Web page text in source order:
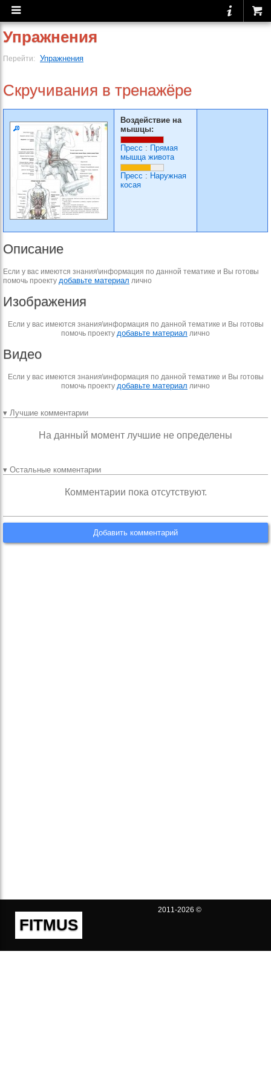
Упражнения
Перейти: Упражнения
Скручивания в тренажёре
Воздействие на
мышцы:
Пресс : Прямая
мышца живота
Пресс : Наружная
косая
Описание
Если у вас имеются знания\информация по данной тематике и Вы готовы
помочь проекту добавьте материал лично
Изображения
Если у вас имеются знания\информация по данной тематике и Вы готовы
помочь проекту добавьте материал лично
Видео
Если у вас имеются знания\информация по данной тематике и Вы готовы
помочь проекту добавьте материал лично
▾ Лучшие комментарии
На данный момент лучшие не определены
▾ Остальные комментарии
Комментарии пока отсутствуют.
Добавить комментарий
FITMUS
2011-2026 ©